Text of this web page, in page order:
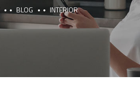
BLOG INTERIOR